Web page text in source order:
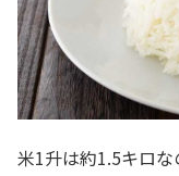
米1升は約1.5キロ